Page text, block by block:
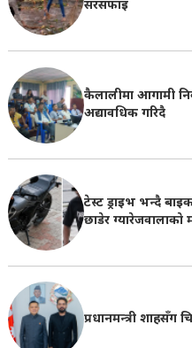
सरसफाइ
कैलालीमा आगामी
अद्यावधिक गरिदै
टेस्ट ड्राइभ भन्दै
छाडेर ग्यारेजवालाकाे
प्रधानमन्त्री शाहसँग